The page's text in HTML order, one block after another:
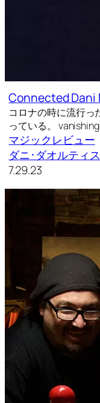
Connected Dani
コロナの時に流行っ
っている。
マジックレビュー
ダニ･ダオルティス
7.29.23